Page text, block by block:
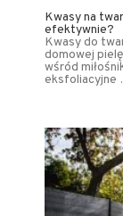
Kwasy na
efektywnie?
Kwasy do
domowej
wśród
eksfoliacyjne